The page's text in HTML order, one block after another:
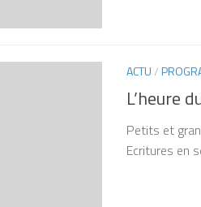
ACTU/
L’heure
Petits et
Ecritures en